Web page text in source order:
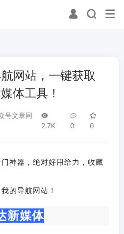
网站，一键获取
体工具！
号文章同
2.7K 0 0
神器，绝对好用给力，收藏
的导航网站！
新媒体